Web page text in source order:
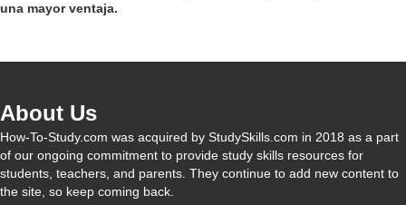
una mayor ventaja.
About Us
How-To-Study.com was acquired by StudySkills.com in 2018 as a part
of our ongoing commitment to provide study skills resources for
students, teachers, and parents. They continue to add new content to
the site, so keep coming back.